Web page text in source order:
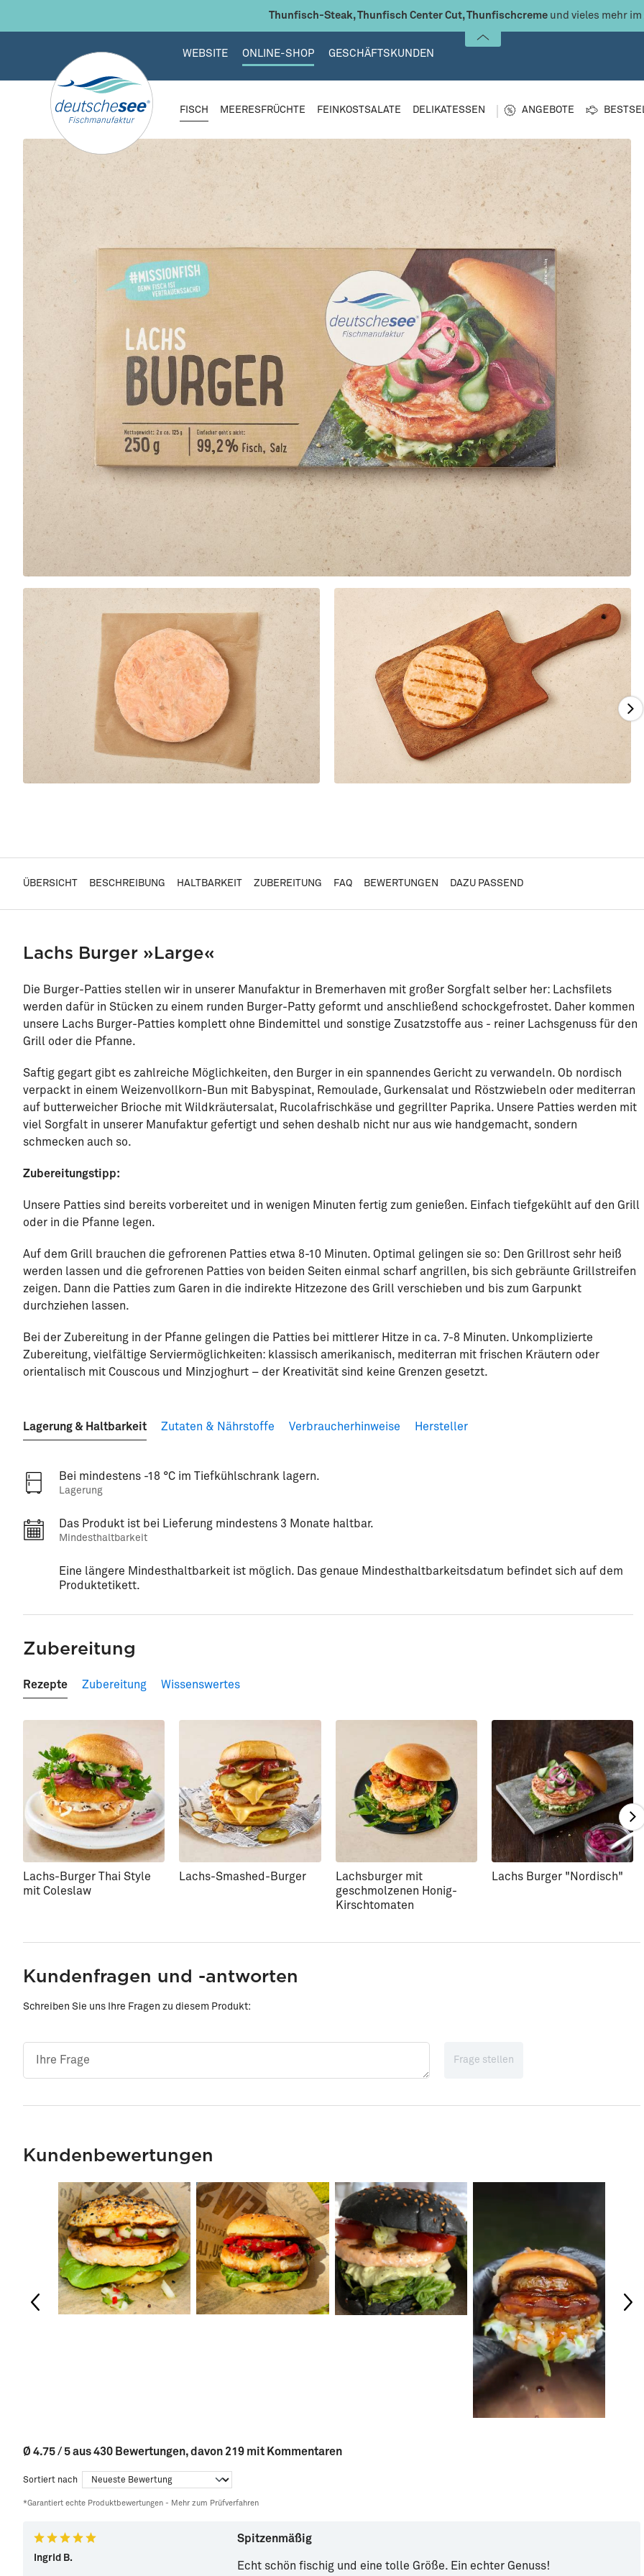
Thunfisch-Steak, Thunfisch Center Cut, Thunfischcreme und vieles mehr im
WEBSITE ONLINE-SHOP GESCHÄFTSKUNDEN
FISCH MEERESFRÜCHTE FEINKOSTSALATE DELIKATESSEN ANGEBOTE
ÜBERSICHT BESCHREIBUNG HALTBARKEIT ZUBEREITUNG FAQ BEWERTUNGEN DAZU PASSEND
Lachs Burger »Large«
Die Burger-Patties stellen wir in unserer Manufaktur in Bremerhaven mit großer Sorgfalt selber her: Lachsfilets
werden dafür in Stücken zu einem runden Burger-Patty geformt und anschließend schockgefrostet. Daher kommen
unsere Lachs Burger-Patties komplett ohne Bindemittel und sonstige Zusatzstoffe aus - reiner Lachsgenuss für den
Grill oder die Pfanne.
Saftig gegart gibt es zahlreiche Möglichkeiten, den Burger in ein spannendes Gericht zu verwandeln. Ob nordisch
verpackt in einem Weizenvollkorn-Bun mit Babyspinat, Remoulade, Gurkensalat und Röstzwiebeln oder mediterran
auf butterweicher Brioche mit Wildkräutersalat, Rucolafrischkäse und gegrillter Paprika. Unsere Patties werden mit
viel Sorgfalt in unserer Manufaktur gefertigt und sehen deshalb nicht nur aus wie handgemacht, sondern
schmecken auch so.
Zubereitungstipp:
Unsere Patties sind bereits vorbereitet und in wenigen Minuten fertig zum genießen. Einfach tiefgekühlt auf den Grill
oder in die Pfanne legen.
Auf dem Grill brauchen die gefrorenen Patties etwa 8-10 Minuten. Optimal gelingen sie so: Den Grillrost sehr heiß
werden lassen und die gefrorenen Patties von beiden Seiten einmal scharf angrillen, bis sich gebräunte Grillstreifen
zeigen. Dann die Patties zum Garen in die indirekte Hitzezone des Grill verschieben und bis zum Garpunkt
durchziehen lassen.
Bei der Zubereitung in der Pfanne gelingen die Patties bei mittlerer Hitze in ca. 7-8 Minuten. Unkomplizierte
Zubereitung, vielfältige Serviermöglichkeiten: klassisch amerikanisch, mediterran mit frischen Kräutern oder
orientalisch mit Couscous und Minzjoghurt – der Kreativität sind keine Grenzen gesetzt.
Lagerung & Haltbarkeit Zutaten & Nährstoffe Verbraucherhinweise Hersteller
Bei mindestens -18 °C im Tiefkühlschrank lagern.
Lagerung
Das Produkt ist bei Lieferung mindestens 3 Monate haltbar.
Mindesthaltbarkeit
Eine längere Mindesthaltbarkeit ist möglich. Das genaue Mindesthaltbarkeitsdatum befindet sich auf dem
Produktetikett.
Zubereitung
Rezepte Zubereitung Wissenswertes
Lachs-Burger Thai Style
mit Coleslaw
Lachs-Smashed-Burger
Lachsburger mit
geschmolzenen Honig-
Kirschtomaten
Lachs Burger "Nordisch"
Kundenfragen und -antworten
Schreiben Sie uns Ihre Fragen zu diesem Produkt:
Frage stellen
Kundenbewertungen
Ø 4.75 / 5 aus 430 Bewertungen, davon 219 mit Kommentaren
Sortiert nach
*Garantiert echte Produktbewertungen - Mehr zum Prüfverfahren
Ingrid B.
Spitzenmäßig
Echt schön fischig und eine tolle Größe. Ein echter Genuss!